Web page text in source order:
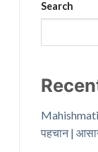
Search
Mahishmati
पहचान |